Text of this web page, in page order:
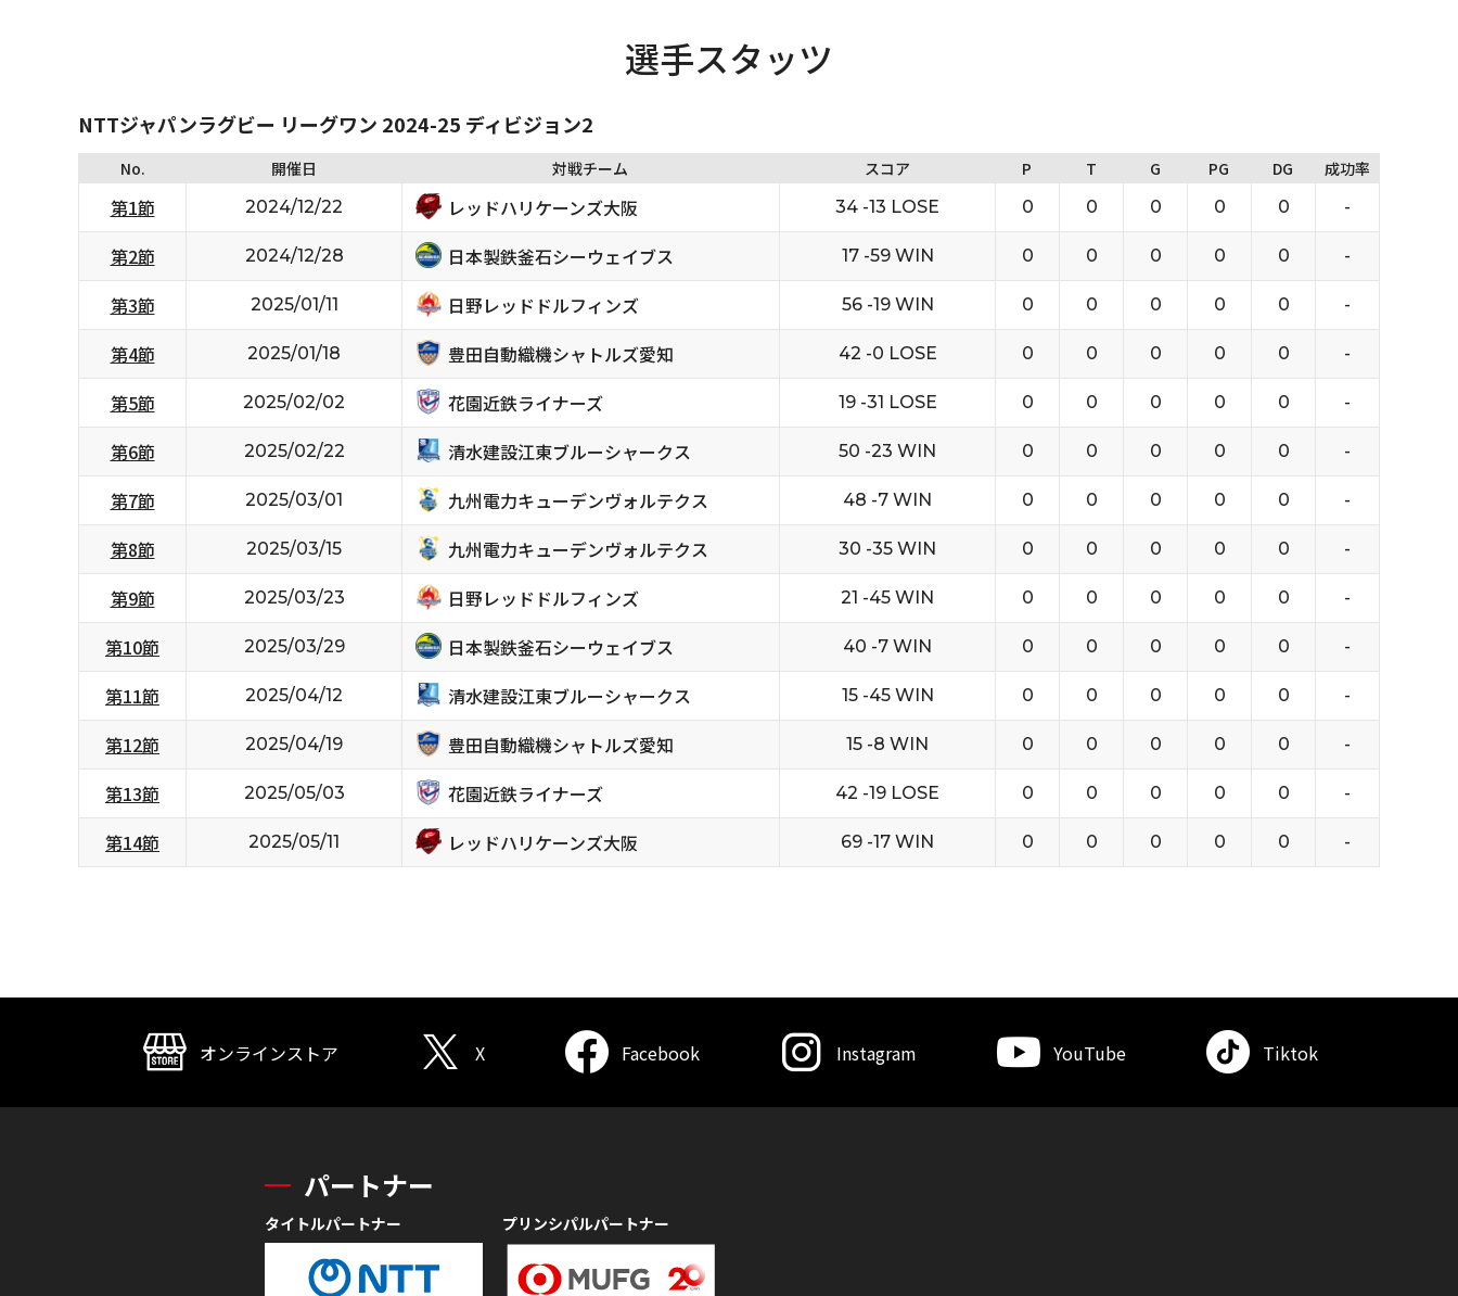
選手スタッツ
NTTジャパンラグビー リーグワン 2024-25 ディビジョン2
No. 開催日 対戦チーム スコア P T G PG DG 成功率
第1節 2024/12/22 レッドハリケーンズ大阪 34 -13 LOSE 0 0 0 0 0 -
第2節 2024/12/28 日本製鉄釜石シーウェイブス 17 -59 WIN 0 0 0 0 0 -
第3節 2025/01/11 日野レッドドルフィンズ 56 -19 WIN 0 0 0 0 0 -
第4節 2025/01/18 豊田自動織機シャトルズ愛知 42 -0 LOSE 0 0 0 0 0 -
第5節 2025/02/02 花園近鉄ライナーズ 19 -31 LOSE 0 0 0 0 0 -
第6節 2025/02/22 清水建設江東ブルーシャークス 50 -23 WIN 0 0 0 0 0 -
第7節 2025/03/01 九州電力キューデンヴォルテクス 48 -7 WIN 0 0 0 0 0 -
第8節 2025/03/15 九州電力キューデンヴォルテクス 30 -35 WIN 0 0 0 0 0 -
第9節 2025/03/23 日野レッドドルフィンズ 21 -45 WIN 0 0 0 0 0 -
第10節 2025/03/29 日本製鉄釜石シーウェイブス 40 -7 WIN 0 0 0 0 0 -
第11節 2025/04/12 清水建設江東ブルーシャークス 15 -45 WIN 0 0 0 0 0 -
第12節 2025/04/19 豊田自動織機シャトルズ愛知 15 -8 WIN 0 0 0 0 0 -
第13節 2025/05/03 花園近鉄ライナーズ 42 -19 LOSE 0 0 0 0 0 -
第14節 2025/05/11 レッドハリケーンズ大阪 69 -17 WIN 0 0 0 0 0 -
オンラインストア X Facebook Instagram YouTube Tiktok
パートナー
タイトルパートナー プリンシパルパートナー